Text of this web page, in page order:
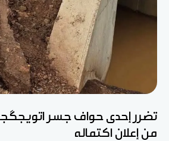
تضرر إحدى حواف جسر
من إعلان اكتماله